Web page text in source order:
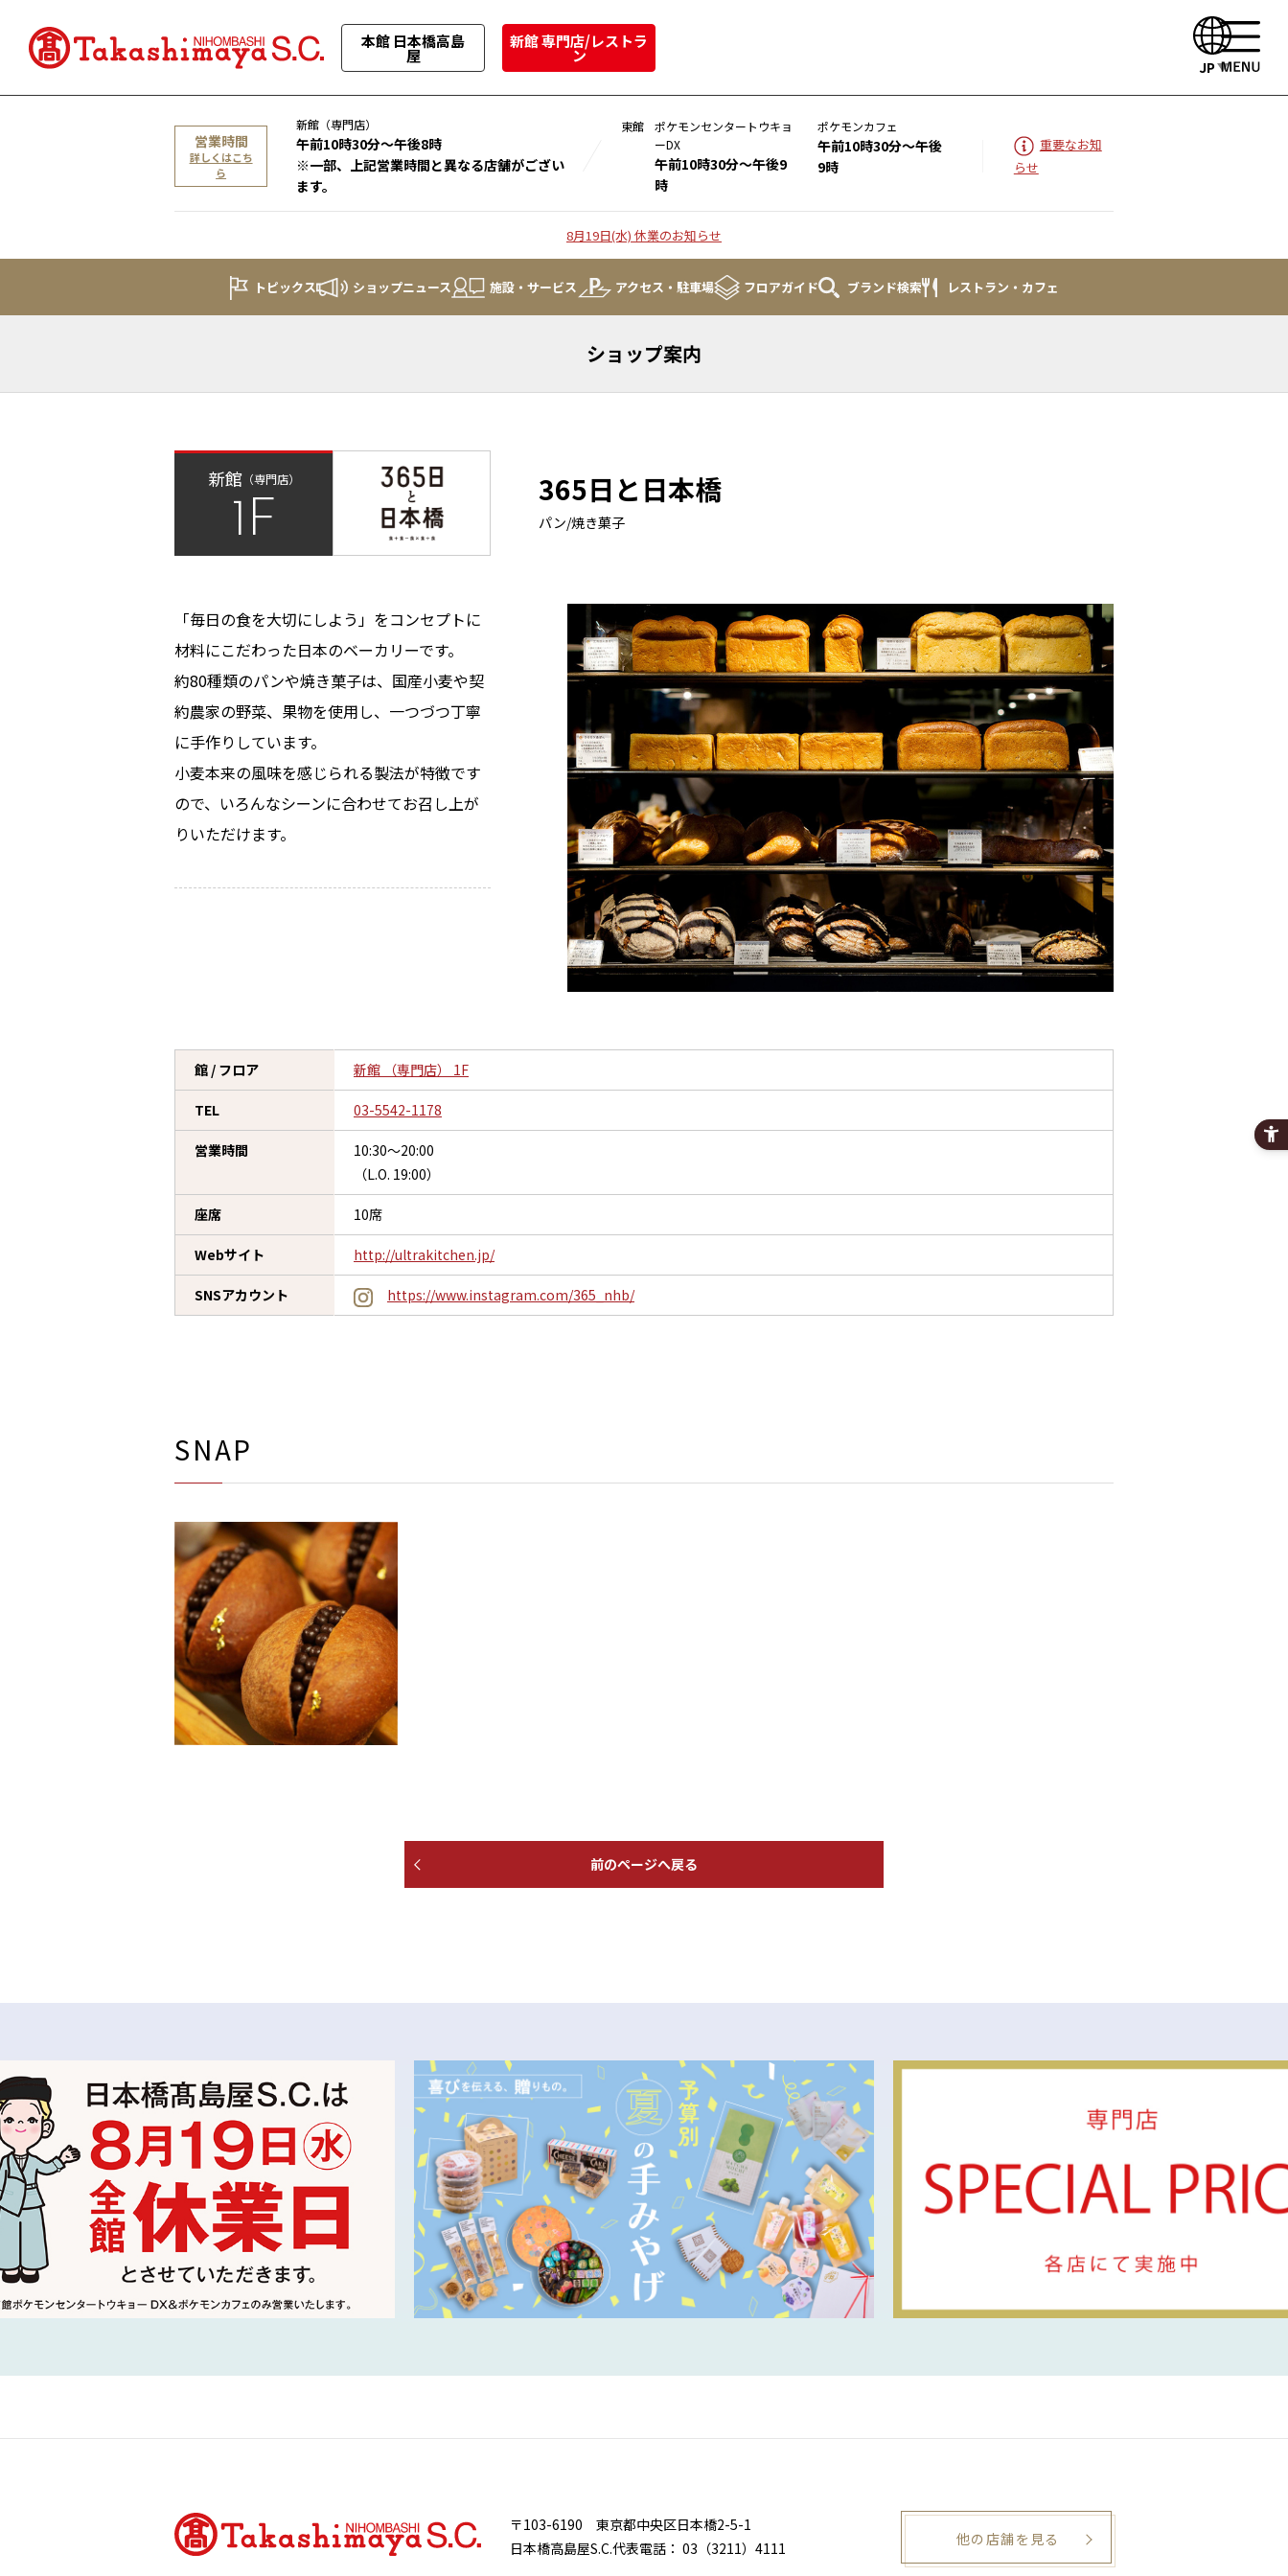
本館 日本橋高島
屋
新館 専門店/レストラ
ン
JP
営業時間
詳しくはこち
ら
新館（専門店）
午前10時30分～午後8時
※一部、上記営業時間と異なる店舗がござい
ます。
東館
ポケモンセンタートウキョ
ーDX
午前10時30分～午後9
時
ポケモンカフェ
午前10時30分～午後
9時
重要なお知
らせ
8月19日(水) 休業のお知らせ
トピックス ショップニュース 施設・サービス アクセス・駐車場 フロアガイド ブランド検索 レストラン・カフェ
ショップ案内
新館（専門店）
1F
365日と日本橋
パン/焼き菓子
「毎日の食を大切にしよう」をコンセプトに
材料にこだわった日本のベーカリーです。
約80種類のパンや焼き菓子は、国産小麦や契
約農家の野菜、果物を使用し、一つづつ丁寧
に手作りしています。
小麦本来の風味を感じられる製法が特徴です
ので、いろんなシーンに合わせてお召し上が
りいただけます。
館 / フロア 新館 （専門店） 1F
TEL 03-5542-1178
営業時間
10:30～20:00
（L.O. 19:00）
座席 10席
Webサイト http://ultrakitchen.jp/
SNSアカウント https://www.instagram.com/365_nhb/
SNAP
前のページへ戻る
〒103-6190 東京都中央区日本橋2-5-1
日本橋高島屋S.C.代表電話： 03（3211）4111 他の店舗を見る